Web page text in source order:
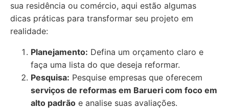
sua residência ou comércio, aqui estão algumas
dicas práticas para transformar seu projeto em
realidade:
Planejamento: Defina um orçamento claro e
faça uma lista do que deseja reformar.
Pesquisa: Pesquise empresas que oferecem
serviços de reformas em Barueri com foco em
alto padrão e analise suas avaliações.